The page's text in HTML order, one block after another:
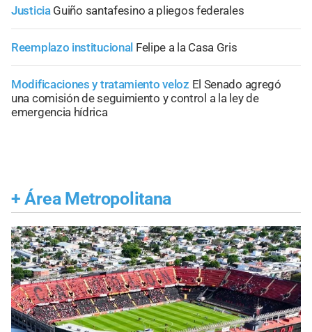
Justicia Guiño santafesino a pliegos federales
Reemplazo institucional Felipe a la Casa Gris
Modificaciones y tratamiento veloz El Senado agregó
una comisión de seguimiento y control a la ley de
emergencia hídrica
+ Área Metropolitana